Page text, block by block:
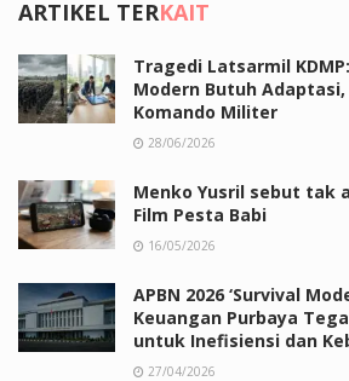
ARTIKEL TERKAIT
Tragedi Latsarmil
Modern Butuh
Komando Militer
28/06/2026
Menko Yusril sebut tak
Film Pesta Babi
16/05/2026
APBN 2026 ‘Survival
Keuangan Purbaya
untuk Inefisiensi dan
27/04/2026